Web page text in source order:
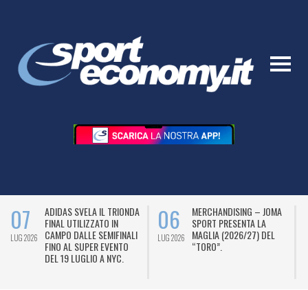
07
LUG 2026
ADIDAS SVELA IL TRIONDA
FINAL UTILIZZATO IN
CAMPO DALLE SEMIFINALI
FINO AL SUPER EVENTO
DEL 19 LUGLIO A NYC.
06
LUG 2026
MERCHANDISING – JOMA
SPORT PRESENTA LA
MAGLIA (2026/27) DEL
“TORO”.